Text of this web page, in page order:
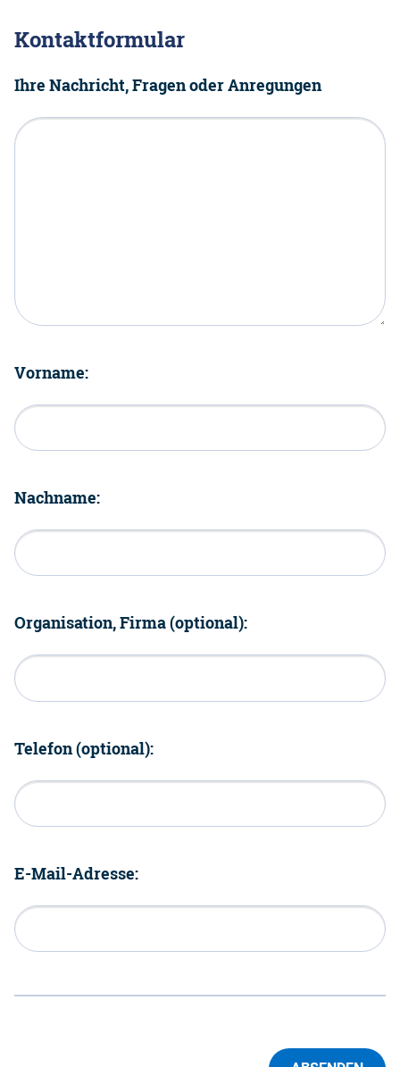
Kontaktformular
Ihre Nachricht, Fragen oder Anregungen
Vorname:
Nachname:
Organisation, Firma (optional):
Telefon (optional):
E-Mail-Adresse: